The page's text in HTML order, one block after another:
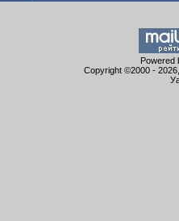
Powered
Copyright ©2000 -